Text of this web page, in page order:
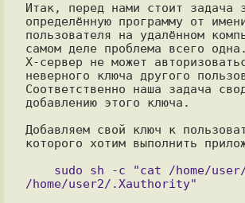
Итак, перед нами стоит задача
определённую программу от
пользователя на удалённом
самом деле проблема всего одна.
X-сервер не может
неверного ключа другого
Соответственно наша задача
добавлению этого ключа.
Добавляем свой ключ к
которого хотим выполнить